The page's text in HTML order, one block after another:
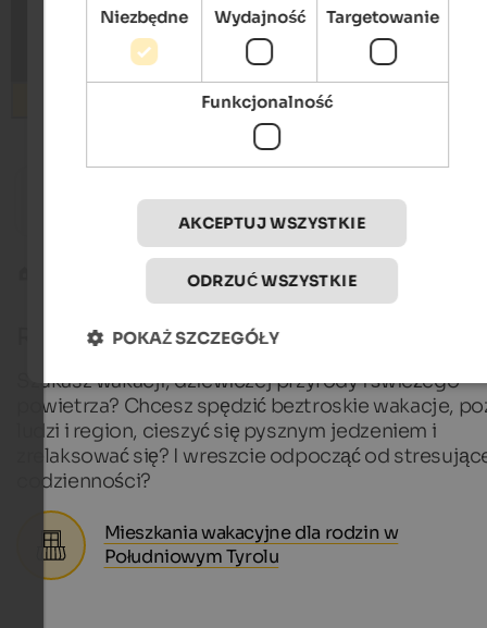
from 134 €
Falkensteiner Hotel Falkensteinerhof
– 20% off your summer holiday | Vals in Eisacktal
Red Rooster Farms
Red Rooster Południowym Tyrolu
Szukasz wakacji, dziewiczej przyrody i świeżego
powietrza? Chcesz spędzić beztroskie wakacje,
ludzi i region, cieszyć się pysznym jedzeniem i
zrelaksować się? I wreszcie odpocząć od
codzienności?
Mieszkania wakacyjne dla rodzin w
Południowym Tyrolu
Niezbędne Wydajność Targetowanie
Funkcjonalność
AKCEPTUJ WSZYSTKIE
ODRZUĆ WSZYSTKIE
POKAŻ SZCZEGÓŁY